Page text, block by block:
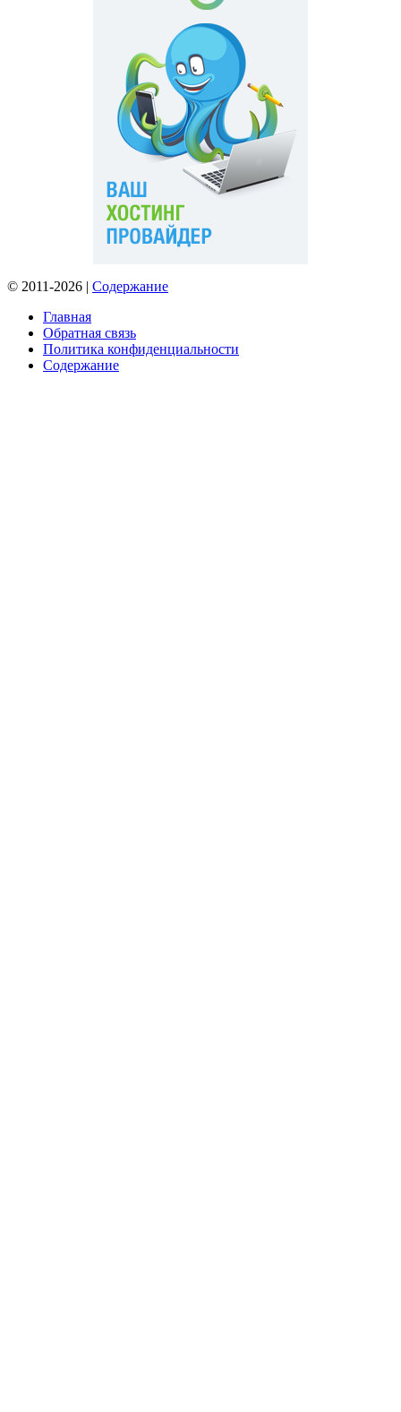
© 2011-2026 | Содержание
Главная
Обратная связь
Политика конфиденциальности
Содержание